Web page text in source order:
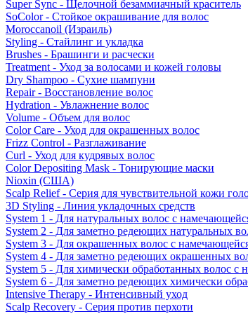
Super Sync - Щелочной безаммиачный краситель
SoColor - Стойкое окрашивание для волос
Moroccanoil (Израиль)
Styling - Стайлинг и укладка
Brushes - Брашинги и расчески
Treatment - Уход за волосами и кожей головы
Dry Shampoo - Сухие шампуни
Repair - Восстановление волос
Hydration - Увлажнение волос
Volume - Объем для волос
Color Care - Уход для окрашенных волос
Frizz Control - Разглаживание
Curl - Уход для кудрявых волос
Color Depositing Mask - Тонирующие маски
Nioxin (США)
Scalp Relief - Серия для чувствительной кожи
3D Styling - Линия укладочных средств
System 1 - Для натуральных волос с
System 2 - Для заметно редеющих натуральных
System 3 - Для окрашенных волос с
System 4 - Для заметно редеющих окрашенных
System 5 - Для химически обработанных волос
System 6 - Для заметно редеющих химически
Intensive Therapy - Интенсивный уход
Scalp Recovery - Серия против перхоти